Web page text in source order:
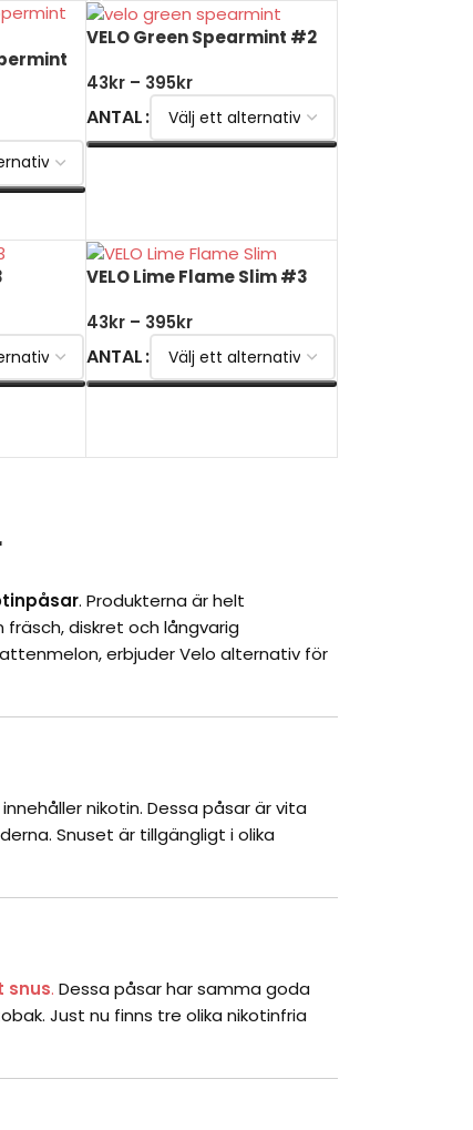
VELO Green Spearmint #2
43kr – 395kr
ANTAL
VELO Lime Flame Slim #3
43kr – 395kr
ANTAL
. Produkterna är helt
diskret och långvarig
erbjuder Velo alternativ för
nikotin. Dessa påsar är vita
Snuset är tillgängligt i olika
snus. Dessa påsar har samma goda
Just nu finns tre olika nikotinfria